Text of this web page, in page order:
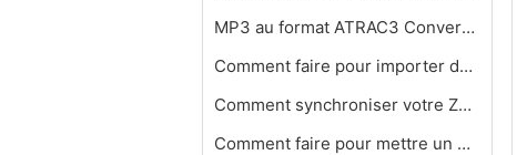
MP3 au format ATRAC3 Conversion
Comment faire pour importer des pist…
Comment synchroniser votre Zune sur …
Comment faire pour mettre un morceau…